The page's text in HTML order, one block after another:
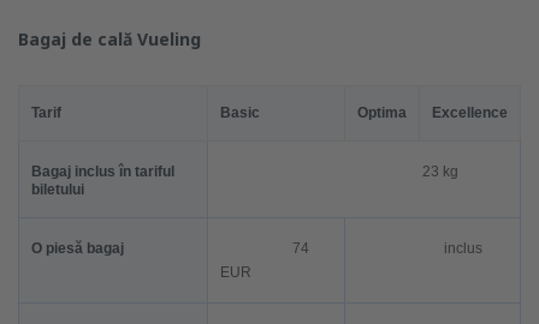
Bagaj de cală Vueling
Tarif Basic Optima Excellence
Bagaj inclus în tariful
biletului
23 kg
O piesă bagaj
74
EUR
inclus